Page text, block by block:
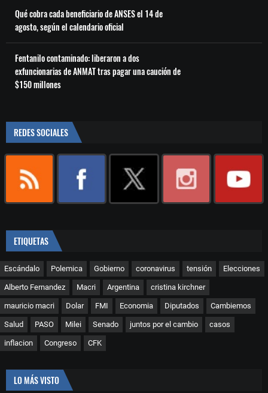
Qué cobra cada beneficiario de ANSES el 14 de
agosto, según el calendario oficial
Fentanilo contaminado: liberaron a dos
exfuncionarias de ANMAT tras pagar una caución de
$150 millones
REDES SOCIALES
ETIQUETAS
Escándalo Polemica Gobierno coronavirus tensión Elecciones
Alberto Fernandez Macri Argentina cristina kirchner
mauricio macri Dolar FMI Economia Diputados Cambiemos
Salud PASO Milei Senado juntos por el cambio casos
inflacion Congreso CFK
LO MÁS VISTO